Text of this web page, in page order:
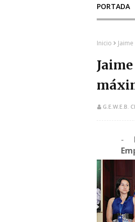
PORTADA
Inicio
G.E.W.E.B.
-